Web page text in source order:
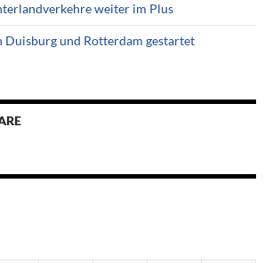
weiter im Plus
Duisburg und Rotterdam gestartet